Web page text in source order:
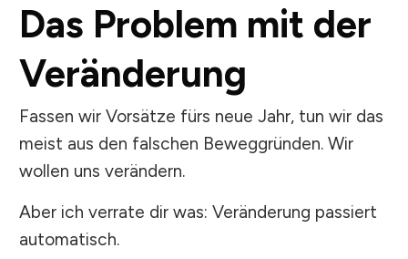
Das Problem mit der
Veränderung
Fassen wir Vorsätze fürs neue Jahr, tun wir das
meist aus den falschen Beweggründen. Wir
wollen uns verändern.
Aber ich verrate dir was: Veränderung passiert
automatisch.